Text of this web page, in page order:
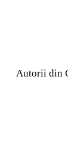
Autorii din